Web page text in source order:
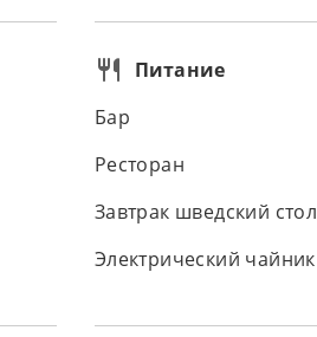
Питание
Бар
Ресторан
Завтрак шведский стол
Электрический чайник